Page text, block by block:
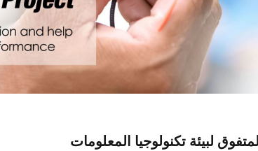
لبيئة تكنولوجيا المعلومات